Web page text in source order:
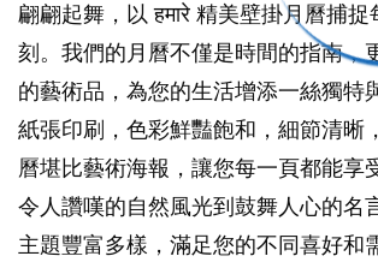
翩翩起舞，以 हमारे 精美壁掛月曆捕
刻。我們的月曆不僅是時間的指南，
的藝術品，為您的生活增添一絲獨特
紙張印刷，色彩鮮豔飽和，細節清晰
曆堪比藝術海報，讓您每一頁都能享
令人讚嘆的自然風光到鼓舞人心的名
主題豐富多樣，滿足您的不同喜好和